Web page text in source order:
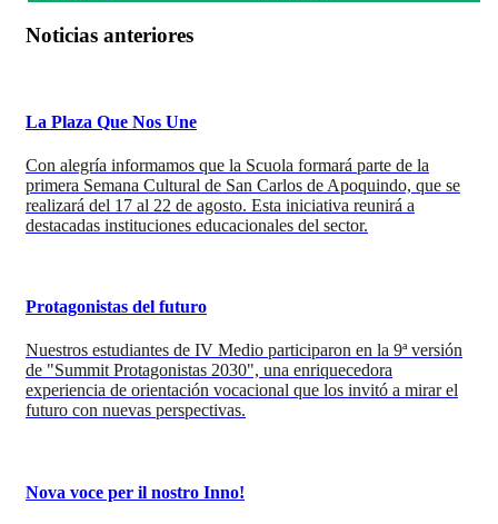
Noticias anteriores
La Plaza Que Nos Une
Con alegría informamos que la Scuola formará parte de la
primera Semana Cultural de San Carlos de Apoquindo, que se
realizará del 17 al 22 de agosto. Esta iniciativa reunirá a
destacadas instituciones educacionales del sector.
Protagonistas del futuro
Nuestros estudiantes de IV Medio participaron en la 9ª versión
de "Summit Protagonistas 2030", una enriquecedora
experiencia de orientación vocacional que los invitó a mirar el
futuro con nuevas perspectivas.
Nova voce per il nostro Inno!